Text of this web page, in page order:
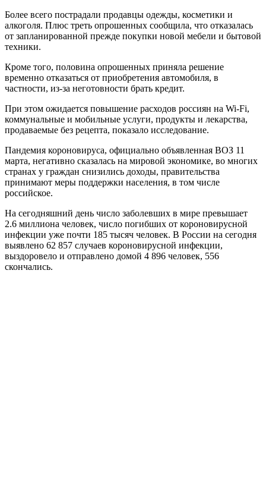
Более всего пострадали продавцы одежды, косметики и
алкоголя. Плюс треть опрошенных сообщила, что отказалась
от запланированной прежде покупки новой мебели и бытовой
техники.
Кроме того, половина опрошенных приняла решение
временно отказаться от приобретения автомобиля, в
частности, из-за неготовности брать кредит.
При этом ожидается повышение расходов россиян на Wi-Fi,
коммунальные и мобильные услуги, продукты и лекарства,
продаваемые без рецепта, показало исследование.
Пандемия короновируса, официально объявленная ВОЗ 11
марта, негативно сказалась на мировой экономике, во многих
странах у граждан снизились доходы, правительства
принимают меры поддержки населения, в том числе
российское.
На сегодняшний день число заболевших в мире превышает
2.6 миллиона человек, число погибших от короновирусной
инфекции уже почти 185 тысяч человек. В России на сегодня
выявлено 62 857 случаев короновирусной инфекции,
выздоровело и отправлено домой 4 896 человек, 556
скончались.